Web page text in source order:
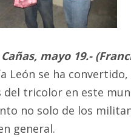
mayo 19.-
León se ha
tricolor en este
no solo de los
general.